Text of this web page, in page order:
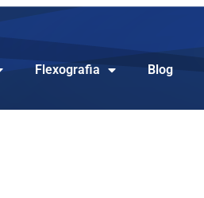
Flexografia Blog